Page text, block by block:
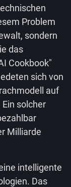
Problem
sondern
das
Cookbook"
sich von
auf
solcher
Milliarde
intelligente
Das